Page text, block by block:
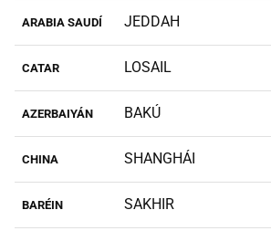
ARABIA SAUDÍ JEDDAH
CATAR LOSAIL
AZERBAIYÁN BAKÚ
CHINA SHANGHÁI
BARÉIN SAKHIR